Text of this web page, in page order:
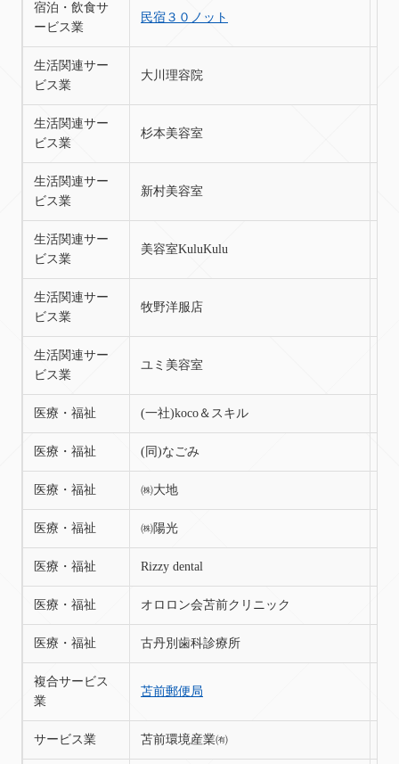
宿泊・飲食サ
ービス業
民宿３０ノット
生活関連サー
ビス業
大川理容院
生活関連サー
ビス業
杉本美容室
生活関連サー
ビス業
新村美容室
生活関連サー
ビス業
美容室KuluKulu
生活関連サー
ビス業
牧野洋服店
生活関連サー
ビス業
ユミ美容室
医療・福祉 (一社)koco＆スキル
医療・福祉 (同)なごみ
医療・福祉 ㈱大地
医療・福祉 ㈱陽光
医療・福祉 Rizzy dental
医療・福祉 オロロン会苫前クリニック
医療・福祉 古丹別歯科診療所
複合サービス
業
苫前郵便局
サービス業 苫前環境産業㈲